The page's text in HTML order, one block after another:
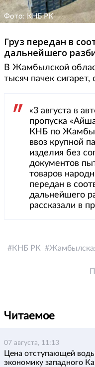
Фото: КНБ РК
Груз передан в
дальнейшего
В Жамбылской
тысяч пачек
«3 августа в
пропуска
КНБ по
ввоз крупной
изделия без
документов
товаров
передан в
дальнейшего
рассказали в
КНБ РК
Читаемое
07 августа, 11:13
Цена отступающей
экономику западного